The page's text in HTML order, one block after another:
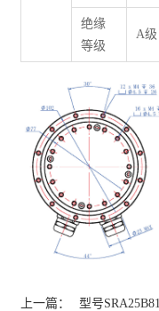
绝缘
等级
A级
上一篇：
型号SRA25B81